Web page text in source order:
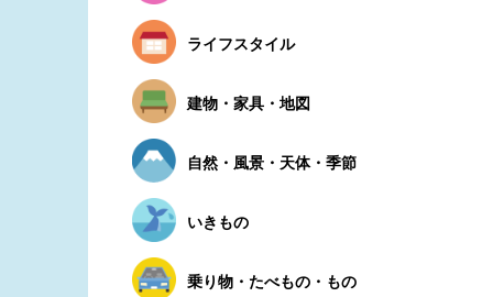
ライフスタイル
建物・家具・地図
自然・風景・天体・季節
いきもの
乗り物・たべもの・もの